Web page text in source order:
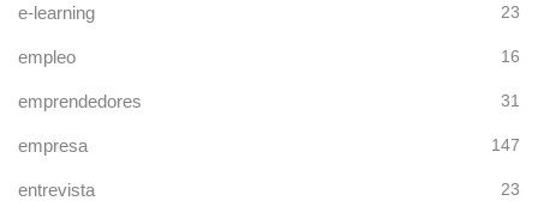
e-learning 23
empleo 16
emprendedores 31
empresa 147
entrevista 23